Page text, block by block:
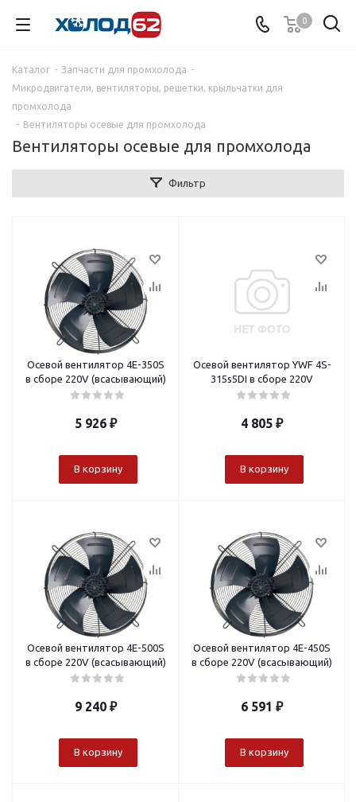
0
Каталог - Запчасти для промхолода -
Микродвигатели, вентиляторы, решетки, крыльчатки для
промхолода
- Вентиляторы осевые для промхолода
Вентиляторы осевые для промхолода
Фильтр
Осевой вентилятор 4E-350S
в сборе 220V (всасывающий)
5 926 ₽
В корзину
Осевой вентилятор YWF 4S-
315s5DI в сборе 220V
4 805 ₽
В корзину
Осевой вентилятор 4E-500S
в сборе 220V (всасывающий)
9 240 ₽
В корзину
Осевой вентилятор 4Е-450S
в сборе 220V (всасывающий)
6 591 ₽
В корзину